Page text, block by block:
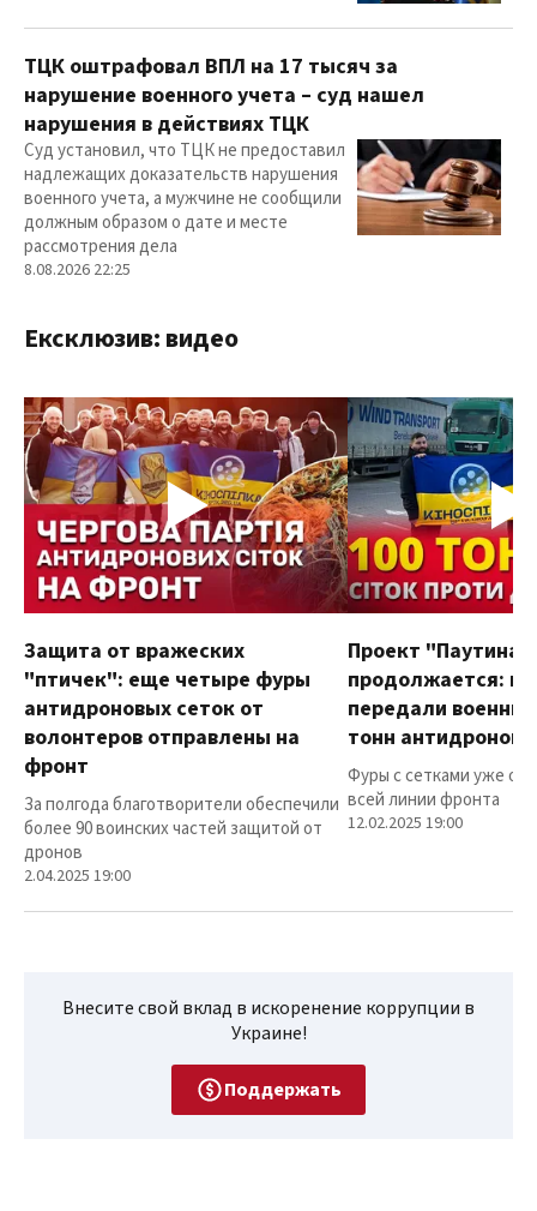
ТЦК оштрафовал ВПЛ на 17 тысяч за
нарушение военного учета – суд нашел
нарушения в действиях ТЦК
Суд установил, что ТЦК не предоставил
надлежащих доказательств нарушения
военного учета, а мужчине не сообщили
должным образом о дате и месте
рассмотрения дела
8.08.2026 22:25
Ексклюзив: видео
Защита от вражеских
"птичек": еще четыре фуры
антидроновых сеток от
волонтеров отправлены на
фронт
За полгода благотворители обеспечили
более 90 воинских частей защитой от
дронов
2.04.2025 19:00
Проект "Паутина"
продолжается:
передали
тонн
Фуры с сетками уже
всей линии фронта
12.02.2025 19:00
Внесите свой вклад в искоренение коррупции в
Украине!
Поддержать